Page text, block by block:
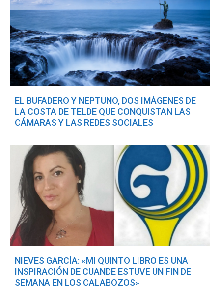
EL BUFADERO Y NEPTUNO, DOS IMÁGENES DE
LA COSTA DE TELDE QUE CONQUISTAN LAS
CÁMARAS Y LAS REDES SOCIALES
NIEVES GARCÍA: «MI QUINTO LIBRO ES UNA
INSPIRACIÓN DE CUANDE ESTUVE UN FIN DE
SEMANA EN LOS CALABOZOS»